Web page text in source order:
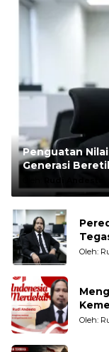
Penguatan
Generasi
Rudi Andesta
Oleh:
Oleh: